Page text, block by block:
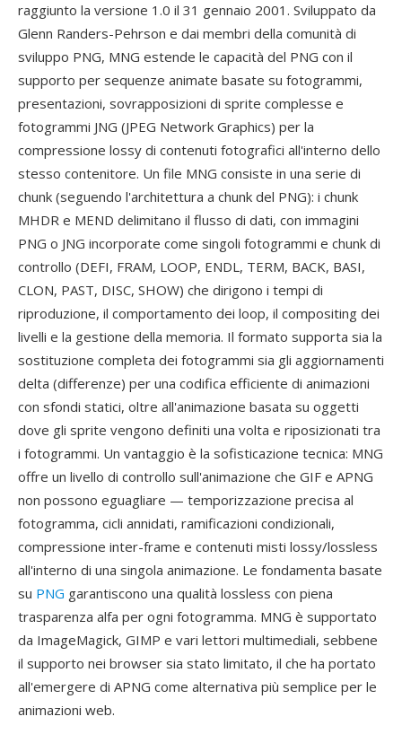
raggiunto la versione 1.0 il 31 gennaio 2001. Sviluppato da
Glenn Randers-Pehrson e dai membri della comunità di
sviluppo PNG, MNG estende le capacità del PNG con il
supporto per sequenze animate basate su fotogrammi,
presentazioni, sovrapposizioni di sprite complesse e
fotogrammi JNG (JPEG Network Graphics) per la
compressione lossy di contenuti fotografici all'interno dello
stesso contenitore. Un file MNG consiste in una serie di
chunk (seguendo l'architettura a chunk del PNG): i chunk
MHDR e MEND delimitano il flusso di dati, con immagini
PNG o JNG incorporate come singoli fotogrammi e chunk di
controllo (DEFI, FRAM, LOOP, ENDL, TERM, BACK, BASI,
CLON, PAST, DISC, SHOW) che dirigono i tempi di
riproduzione, il comportamento dei loop, il compositing dei
livelli e la gestione della memoria. Il formato supporta sia la
sostituzione completa dei fotogrammi sia gli aggiornamenti
delta (differenze) per una codifica efficiente di animazioni
con sfondi statici, oltre all'animazione basata su oggetti
dove gli sprite vengono definiti una volta e riposizionati tra
i fotogrammi. Un vantaggio è la sofisticazione tecnica: MNG
offre un livello di controllo sull'animazione che GIF e APNG
non possono eguagliare — temporizzazione precisa al
fotogramma, cicli annidati, ramificazioni condizionali,
compressione inter-frame e contenuti misti lossy/lossless
all'interno di una singola animazione. Le fondamenta basate
su PNG garantiscono una qualità lossless con piena
trasparenza alfa per ogni fotogramma. MNG è supportato
da ImageMagick, GIMP e vari lettori multimediali, sebbene
il supporto nei browser sia stato limitato, il che ha portato
all'emergere di APNG come alternativa più semplice per le
animazioni web.